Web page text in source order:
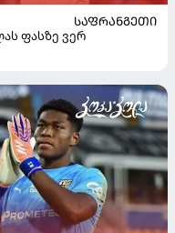
ᲡᲐᲤᲠᲐᲜᲒᲔᲗᲘ
ფასზე ვერ